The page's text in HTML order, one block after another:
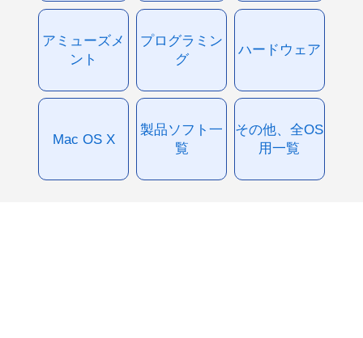
アミューズメ
ント
プログラミン
グ
ハードウェア
Mac OS X
製品ソフト一
覧
その他、全OS
用一覧